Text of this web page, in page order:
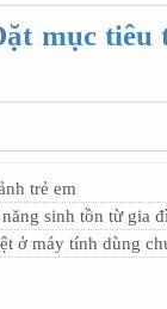
mục tiêu
trẻ em
sinh tồn từ gia
ở máy tính dùng